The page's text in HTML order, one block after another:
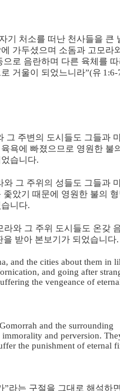
기 처소를 떠난 천사들을 큰
가두셨으며 소돔과 고모라
로 음란하며 다른 육체를
거울이 되었느니라”(유 1:6-
그 주변의 도시들도 그들과
욕에 빠졌으므로 영원한 불
습니다.
와 그 주위의 성들도 그들과
았기 때문에 영원한 불의
니다.
라와 그 주위 도시들도 온갖
받아 본보기가 되었습니다.
and the cities about them in
and going after
the vengeance of
and the surrounding
immorality and perversion.
the punishment of eternal
”라는 구절을 그대로 해석하